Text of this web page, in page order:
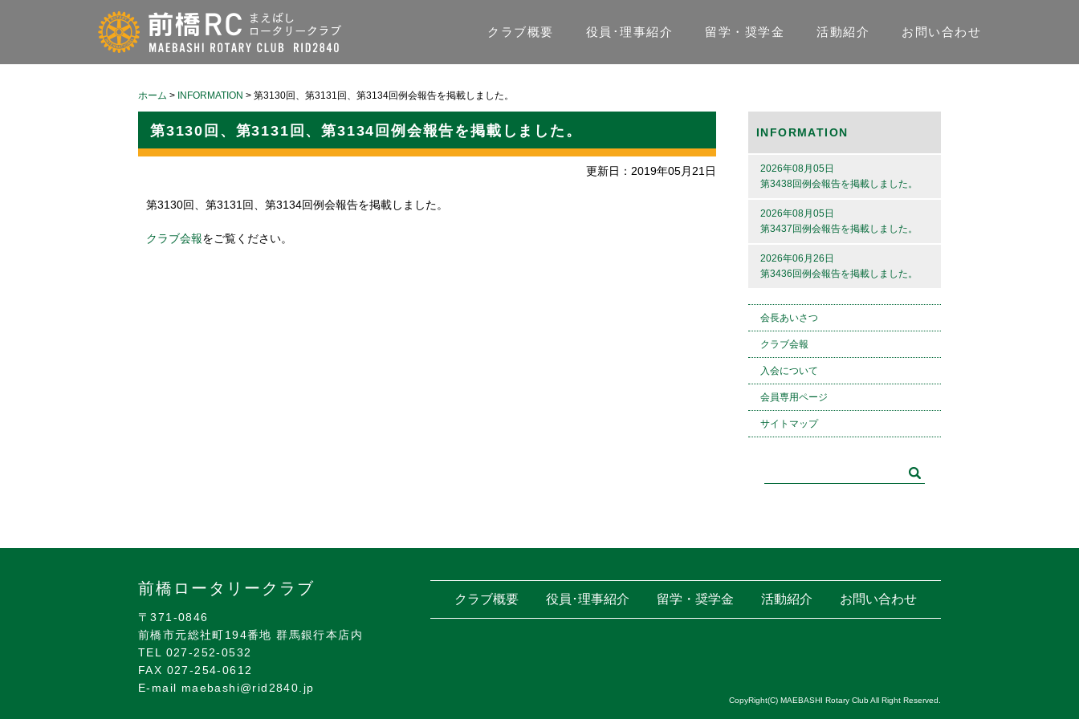
クラブ概要 役員･理事紹介 留学・奨学金 活動紹介 お問い合わせ
ホーム > INFORMATION > 第3130回、第3131回、第3134回例会報告を掲載しました。
第3130回、第3131回、第3134回例会報告を掲載しました。
更新日：2019年05月21日
第3130回、第3131回、第3134回例会報告を掲載しました。
クラブ会報をご覧ください。
INFORMATION
2026年08月05日
第3438回例会報告を掲載しました。
2026年08月05日
第3437回例会報告を掲載しました。
2026年06月26日
第3436回例会報告を掲載しました。
会長あいさつ
クラブ会報
入会について
会員専用ページ
サイトマップ
クラブ概要 役員･理事紹介 留学・奨学金 活動紹介 お問い合わせ
前橋ロータリークラブ
〒371-0846
前橋市元総社町194番地 群馬銀行本店内
TEL 027-252-0532
FAX 027-254-0612
E-mail maebashi@rid2840.jp
CopyRight(C) MAEBASHI Rotary Club All Right Reserved.